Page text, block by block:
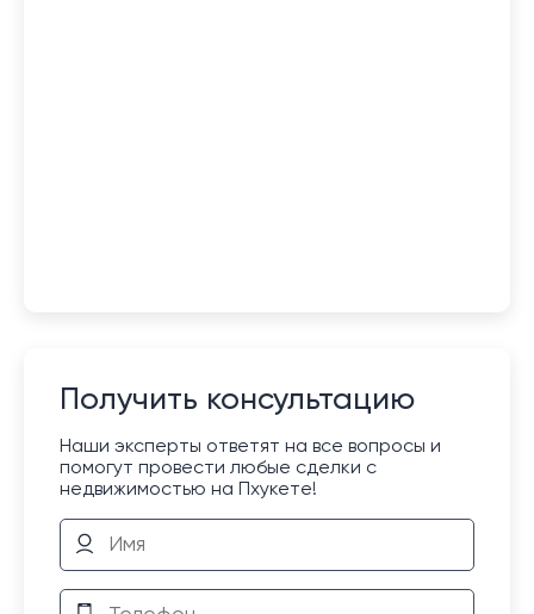
Получить консультацию
Наши эксперты ответят на все вопросы и
помогут провести любые сделки с
недвижимостью на Пхукете!